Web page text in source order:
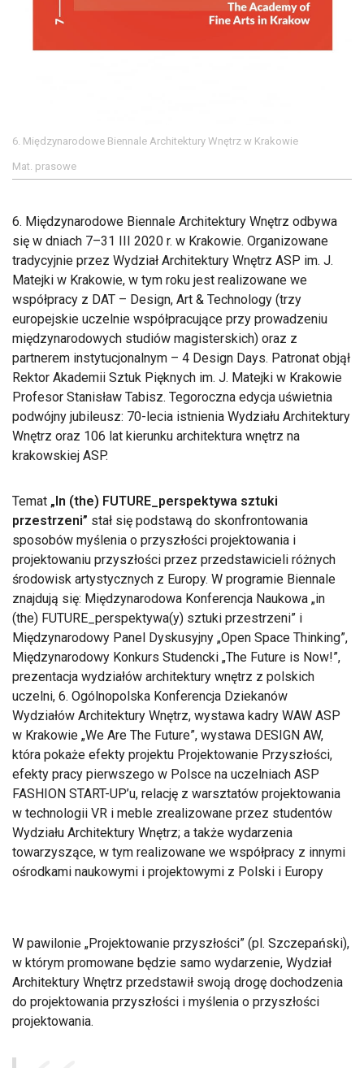
6. Międzynarodowe Biennale Architektury Wnętrz w Krakowie
Mat. prasowe
6. Międzynarodowe Biennale Architektury Wnętrz odbywa
się w dniach 7–31 III 2020 r. w Krakowie. Organizowane
tradycyjnie przez Wydział Architektury Wnętrz ASP im. J.
Matejki w Krakowie, w tym roku jest realizowane we
współpracy z DAT – Design, Art & Technology (trzy
europejskie uczelnie współpracujące przy prowadzeniu
międzynarodowych studiów magisterskich) oraz z
partnerem instytucjonalnym – 4 Design Days. Patronat objął
Rektor Akademii Sztuk Pięknych im. J. Matejki w Krakowie
Profesor Stanisław Tabisz. Tegoroczna edycja uświetnia
podwójny jubileusz: 70-lecia istnienia Wydziału Architektury
Wnętrz oraz 106 lat kierunku architektura wnętrz na
krakowskiej ASP.
Temat „In (the) FUTURE_perspektywa sztuki
przestrzeni” stał się podstawą do skonfrontowania
sposobów myślenia o przyszłości projektowania i
projektowaniu przyszłości przez przedstawicieli różnych
środowisk artystycznych z Europy. W programie Biennale
znajdują się: Międzynarodowa Konferencja Naukowa „in
(the) FUTURE_perspektywa(y) sztuki przestrzeni” i
Międzynarodowy Panel Dyskusyjny „Open Space Thinking”,
Międzynarodowy Konkurs Studencki „The Future is Now!”,
prezentacja wydziałów architektury wnętrz z polskich
uczelni, 6. Ogólnopolska Konferencja Dziekanów
Wydziałów Architektury Wnętrz, wystawa kadry WAW ASP
w Krakowie „We Are The Future”, wystawa DESIGN AW,
która pokaże efekty projektu Projektowanie Przyszłości,
efekty pracy pierwszego w Polsce na uczelniach ASP
FASHION START-UP’u, relację z warsztatów projektowania
w technologii VR i meble zrealizowane przez studentów
Wydziału Architektury Wnętrz; a także wydarzenia
towarzyszące, w tym realizowane we współpracy z innymi
ośrodkami naukowymi i projektowymi z Polski i Europy
W pawilonie „Projektowanie przyszłości” (pl. Szczepański),
w którym promowane będzie samo wydarzenie, Wydział
Architektury Wnętrz przedstawił swoją drogę dochodzenia
do projektowania przyszłości i myślenia o przyszłości
projektowania.